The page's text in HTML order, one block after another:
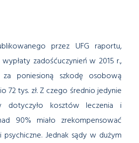
przez UFG raportu,
zadośćuczynień w 2015 r.,
poniesioną szkodę osobową
72 tys. zł. Z czego średnio jedynie
dotyczyło kosztów leczenia i
90% miało zrekompensować
Jednak sądy w dużym